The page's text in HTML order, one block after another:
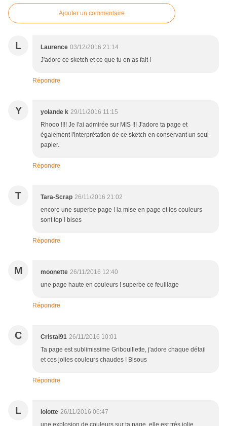
Ajouter un commentaire
L Laurence 03/12/2016 21:14
J'adore ce sketch et ce que tu en as fait !
Répondre
Y yolande k 29/11/2016 11:15
Rhooo !!!! Je l'ai admirée sur MIS !!! J'adore ta page et
également l'interprétation de ce sketch en conservant un seul
papier.
Répondre
T Tara-Scrap 26/11/2016 21:02
encore une superbe page ! la mise en page et les couleurs
sont top ! bises
Répondre
M moonette 26/11/2016 12:40
une page haute en couleurs ! superbe ce feuillage
Répondre
C Cristal91 26/11/2016 10:01
Ta page est sublimissime Gribouillette, j'adore chaque détail
et ces jolies couleurs chaudes ! Bisous
Répondre
L lolotte 26/11/2016 06:47
une explosion de couleurs sur ta page, elle est très jolie